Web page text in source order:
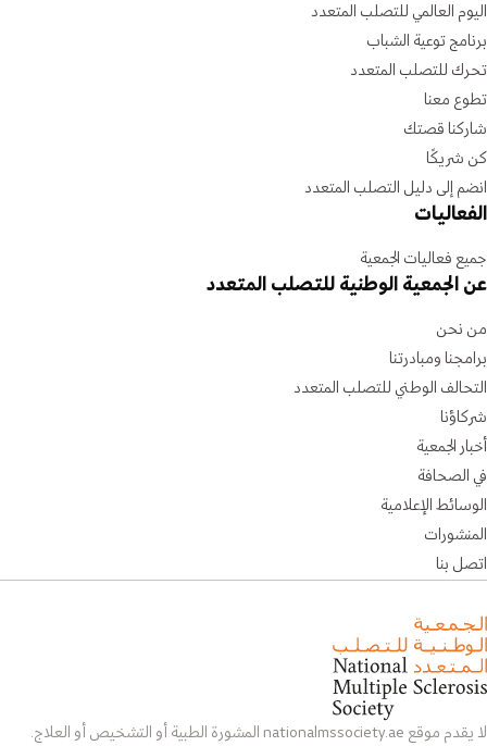
اليوم العالمي للتصلب المتعدد
برنامج توعية الشباب
تحرك للتصلب المتعدد
تطوع معنا
شاركنا قصتك
كن شريكًا
انضم إلى دليل التصلب المتعدد
الفعاليات
جميع فعاليات الجمعية
عن الجمعية الوطنية للتصلب المتعدد
من نحن
برامجنا ومبادرتنا
التحالف الوطني للتصلب المتعدد
شركاؤنا
أخبار الجمعية
في الصحافة
الوسائط الإعلامية
المنشورات
اتصل بنا
لا يقدم موقع nationalmssociety.ae المشورة الطبية أو التشخيص أو العلاج.